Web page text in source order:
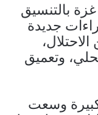
بالتنسيق
جديدة
وتعميق
وسعت